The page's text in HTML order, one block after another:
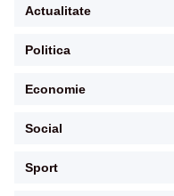
Actualitate
Politica
Economie
Social
Sport